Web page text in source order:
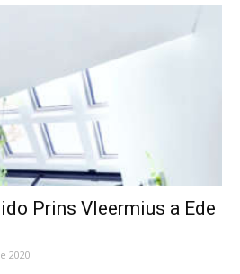
Prins Vleermius a Ede
2020